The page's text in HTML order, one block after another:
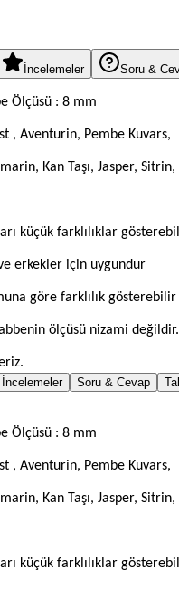
İncelemeler Soru &
Ölçüsü : 8 mm
, Aventurin, Pembe Kuvars,
Kan Taşı, Jasper,
küçük farklılıklar
erkekler için uygundur
göre farklılık gösterebilir
ölçüsü nizami değildir.
İncelemeler Soru & Cevap
Ölçüsü : 8 mm
, Aventurin, Pembe Kuvars,
Kan Taşı, Jasper,
küçük farklılıklar